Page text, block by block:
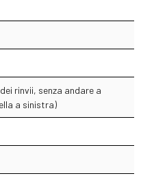
rinvii, senza andare a
a sinistra)